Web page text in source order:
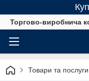
Торгово-виробнича
Товари та послуги